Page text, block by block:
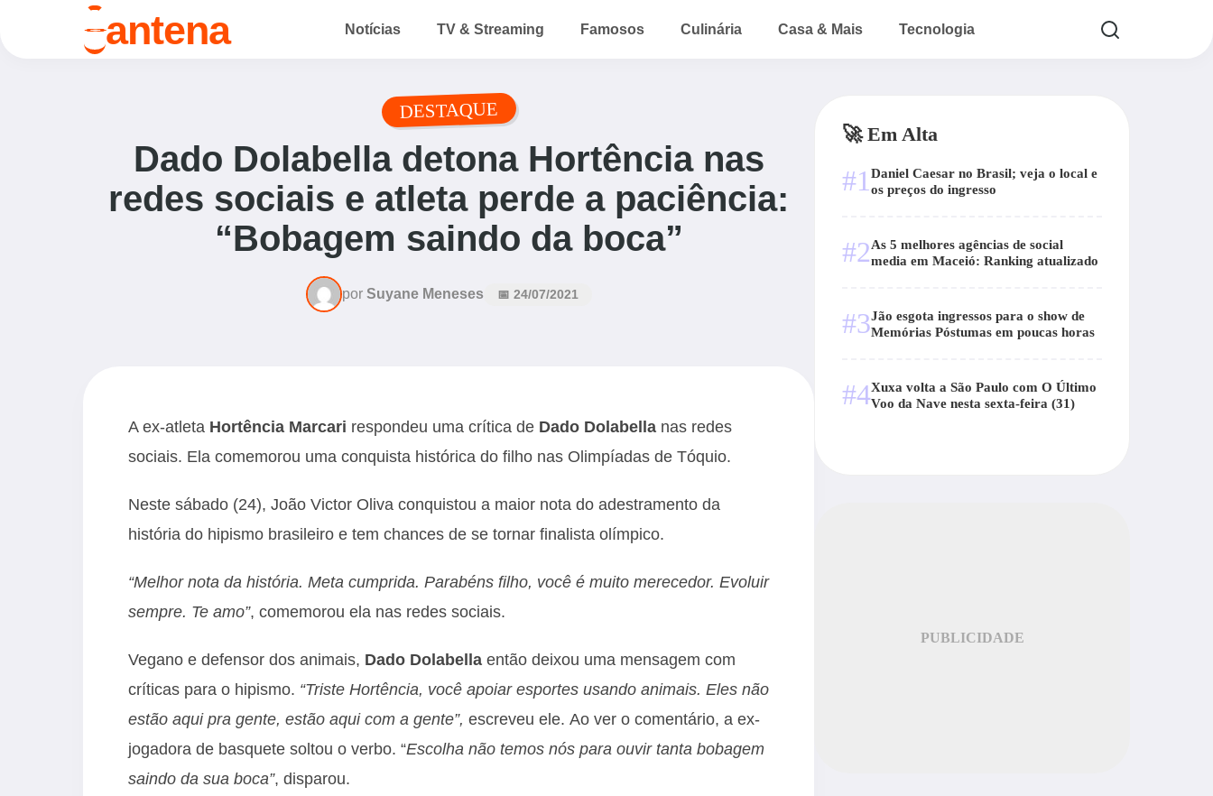
oantena Notícias TV & Streaming Famosos Culinária Casa & Mais Tecnologia
DESTAQUE
Dado Dolabella detona Hortência nas
redes sociais e atleta perde a paciência:
“Bobagem saindo da boca”
por Suyane Meneses 📅 24/07/2021
A ex-atleta Hortência Marcari respondeu uma crítica de Dado Dolabella nas redes
sociais. Ela comemorou uma conquista histórica do filho nas Olimpíadas de Tóquio.
Neste sábado (24), João Victor Oliva conquistou a maior nota do adestramento da
história do hipismo brasileiro e tem chances de se tornar finalista olímpico.
“Melhor nota da história. Meta cumprida. Parabéns filho, você é muito merecedor. Evoluir
sempre. Te amo”, comemorou ela nas redes sociais.
Vegano e defensor dos animais, Dado Dolabella então deixou uma mensagem com
críticas para o hipismo. “Triste Hortência, você apoiar esportes usando animais. Eles não
estão aqui pra gente, estão aqui com a gente”, escreveu ele. Ao ver o comentário, a ex-
jogadora de basquete soltou o verbo. “Escolha não temos nós para ouvir tanta bobagem
saindo da sua boca”, disparou.
🚀 Em Alta
#1 Daniel Caesar no Brasil; veja o local e
os preços do ingresso
#2As 5 melhores agências de social
media em Maceió: Ranking atualizado
#3Jão esgota ingressos para o show de
Memórias Póstumas em poucas horas
#4Xuxa volta a São Paulo com O Último
Voo da Nave nesta sexta-feira (31)
PUBLICIDADE